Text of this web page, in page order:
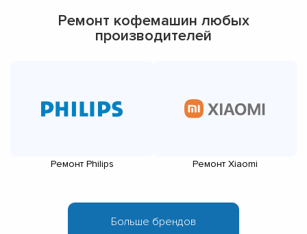
Ремонт кофемашин любых
производителей
Ремонт Philips Ремонт Xiaomi